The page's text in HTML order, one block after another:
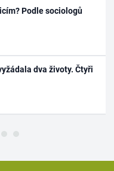
Podle sociologů
dva životy. Čtyři